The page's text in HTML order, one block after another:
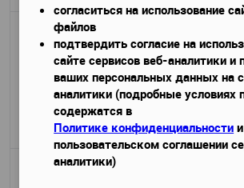
Габариты (ДхШхВ)
380 руб. /
927 руб.
Подробнее
согласиться на использование
файлов
подтвердить согласие на
сайте сервисов веб-аналитики и
ваших персональных данных на
аналитики (подробные условиях
содержатся в
Политике конфиденциальности
пользовательском соглашении
аналитики)